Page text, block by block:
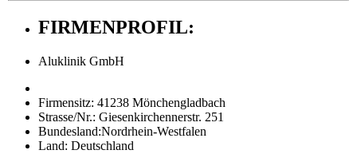
FIRMENPROFIL:
Aluklinik GmbH
Firmensitz: 41238 Mönchengladbach
Strasse/Nr.: Giesenkirchennerstr. 251
Bundesland:Nordrhein-Westfalen
Land: Deutschland